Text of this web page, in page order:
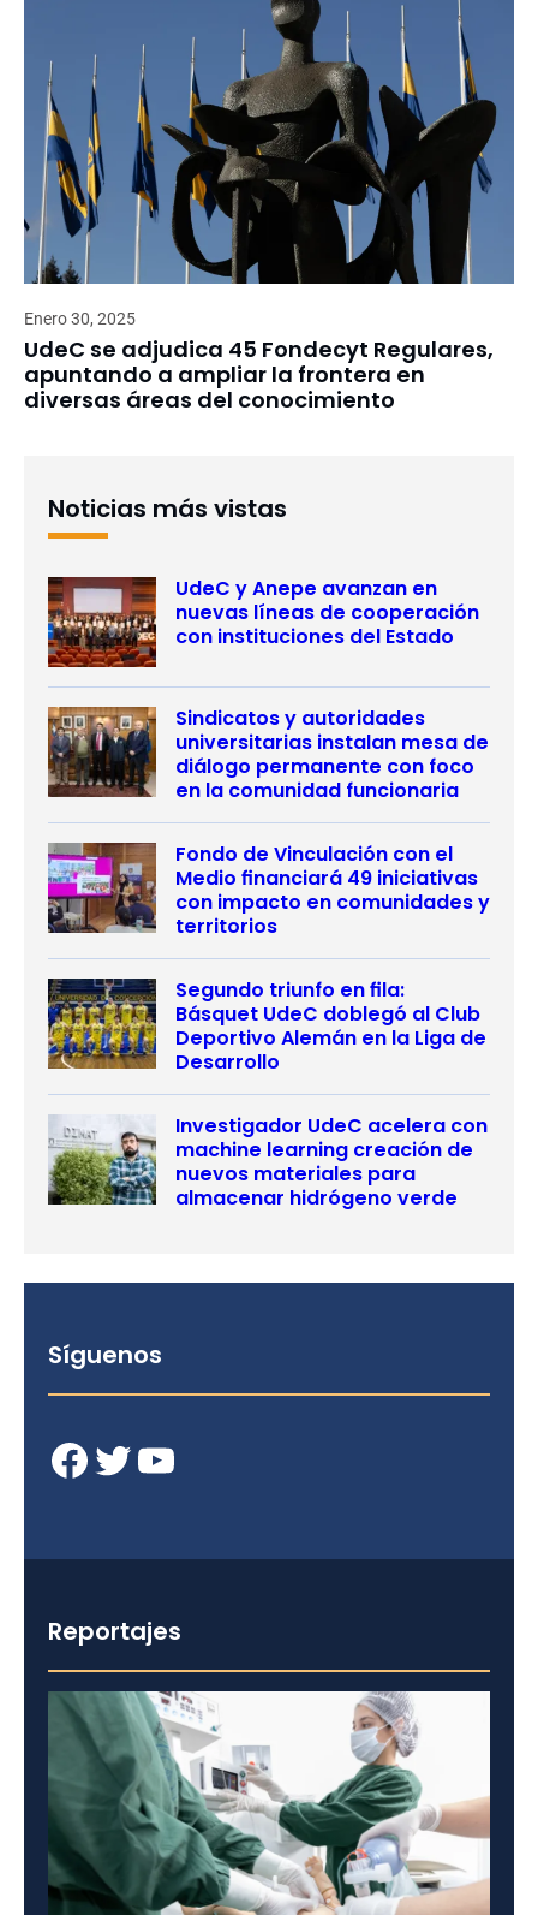
Enero 30, 2025
UdeC se adjudica 45 Fondecyt Regulares,
apuntando a ampliar la frontera en
diversas áreas del conocimiento
Noticias más vistas
UdeC y Anepe avanzan en
nuevas líneas de cooperación
con instituciones del Estado
Sindicatos y autoridades
universitarias instalan mesa de
diálogo permanente con foco
en la comunidad funcionaria
Fondo de Vinculación con el
Medio financiará 49 iniciativas
con impacto en comunidades y
territorios
Segundo triunfo en fila:
Básquet UdeC doblegó al Club
Deportivo Alemán en la Liga de
Desarrollo
Investigador UdeC acelera con
machine learning creación de
nuevos materiales para
almacenar hidrógeno verde
Síguenos
Facebook Twitter YouTube
Reportajes